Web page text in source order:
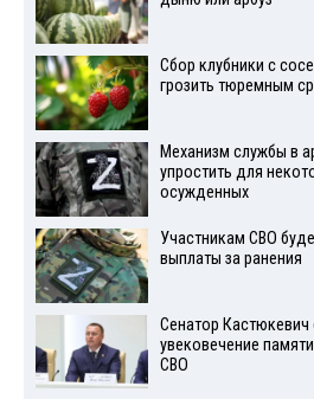
Сбор клубники с
грозить тюремным
Механизм службы в
упростить для
осужденных
Участникам СВО
выплаты за ранения
Сенатор
увековечение
СВО